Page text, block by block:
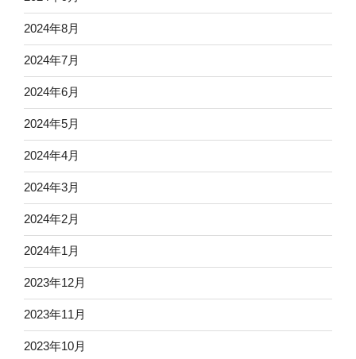
2024年8月
2024年7月
2024年6月
2024年5月
2024年4月
2024年3月
2024年2月
2024年1月
2023年12月
2023年11月
2023年10月